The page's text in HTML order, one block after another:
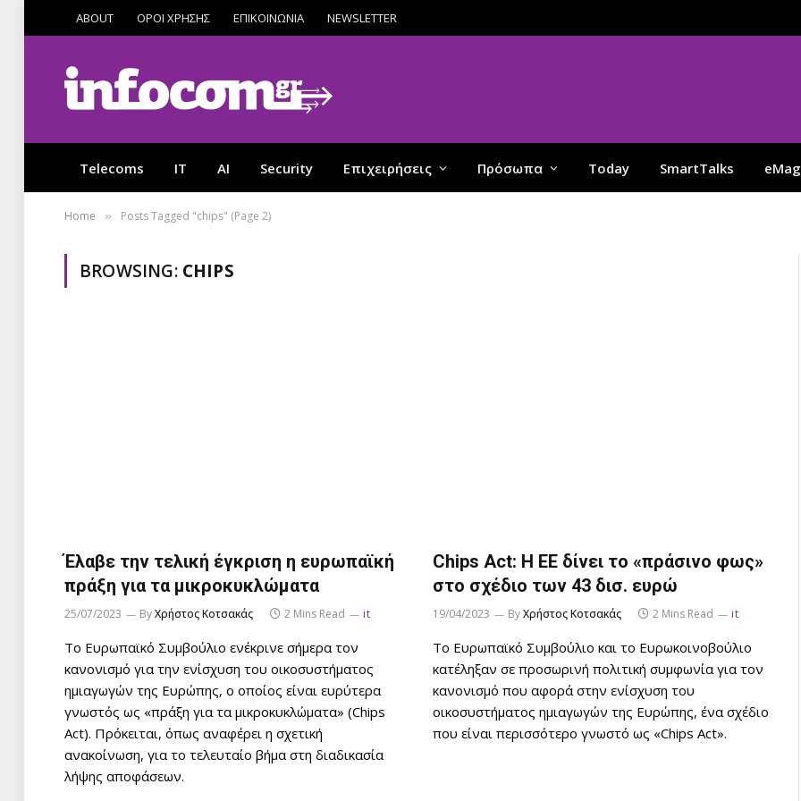
ABOUT ΟΡΟΙ ΧΡΗΣΗΣ ΕΠΙΚΟΙΝΩΝΙΑ NEWSLETTER
Telecoms IT AI Security Επιχειρήσεις Πρόσωπα Today SmartTalks
Home » Posts Tagged "chips" (Page 2)
BROWSING: CHIPS
Έλαβε την τελική έγκριση η ευρωπαϊκή
πράξη για τα μικροκυκλώματα
25/07/2023 ByΧρήστος Κοτσακάς 2 Mins Read it
Το Ευρωπαϊκό Συμβούλιο ενέκρινε σήμερα τον
κανονισμό για την ενίσχυση του οικοσυστήματος
ημιαγωγών της Ευρώπης, ο οποίος είναι ευρύτερα
γνωστός ως «πράξη για τα μικροκυκλώματα» (Chips
Act). Πρόκειται, όπως αναφέρει η σχετική
ανακοίνωση, για το τελευταίο βήμα στη διαδικασία
λήψης αποφάσεων.
Chips Act: Η ΕΕ δίνει το «πράσινο φως»
στο σχέδιο των 43 δισ. ευρώ
19/04/2023 ByΧρήστος Κοτσακάς 2 Mins Read it
Το Ευρωπαϊκό Συμβούλιο και το Ευρωκοινοβούλιο
κατέληξαν σε προσωρινή πολιτική συμφωνία για τον
κανονισμό που αφορά στην ενίσχυση του
οικοσυστήματος ημιαγωγών της Ευρώπης, ένα σχέδιο
που είναι περισσότερο γνωστό ως «Chips Act».